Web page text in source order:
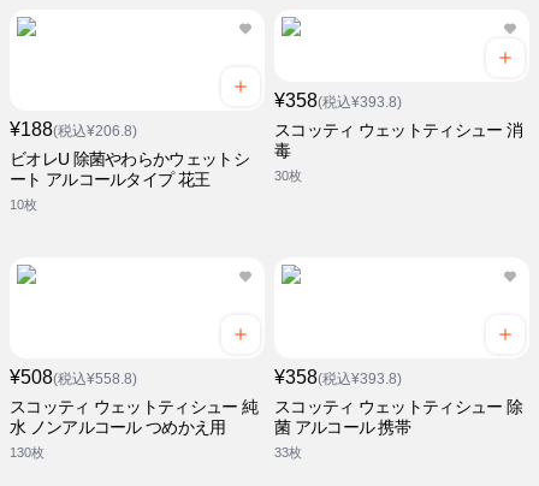
¥188(税込¥206.8)
ビオレU 除菌やわらかウェットシ
ート アルコールタイプ 花王
10枚
¥358(税込¥393.8)
スコッティ ウェットティシュー 消
毒
30枚
¥508(税込¥558.8)
スコッティ ウェットティシュー 純
水 ノンアルコール つめかえ用
130枚
¥358(税込¥393.8)
スコッティ ウェットティシュー 除
菌 アルコール 携帯
33枚